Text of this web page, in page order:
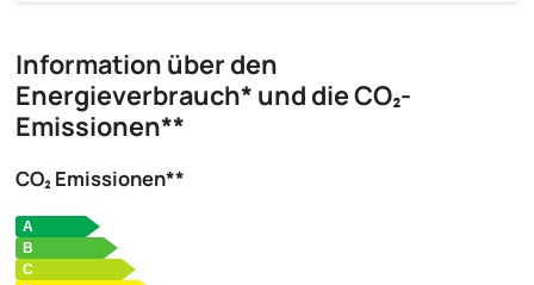
Information über den
Energieverbrauch* und die CO₂-
Emissionen**
CO₂ Emissionen**